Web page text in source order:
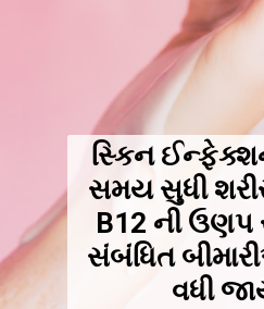
સ્કિન
સમય સુધી
B12 ની ઉણપ
સંબંધિત
વધી